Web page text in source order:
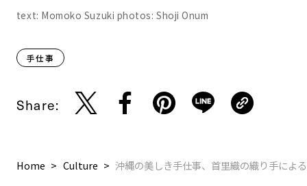
text: Momoko Suzuki photos: Shoji Onum
手仕事
Share:
Home Culture 沖縄の美しき手仕事、首里織の織り手によ